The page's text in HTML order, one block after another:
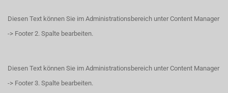
Diesen Text können Sie im Administrationsbereich unter Content Manager
-> Footer 2. Spalte bearbeiten.
Diesen Text können Sie im Administrationsbereich unter Content Manager
-> Footer 3. Spalte bearbeiten.